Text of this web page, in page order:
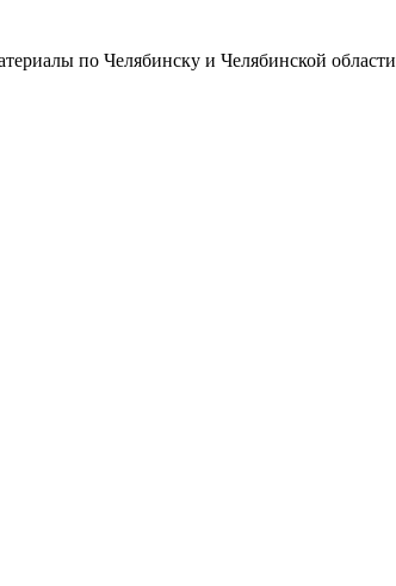
по Челябинску и Челябинской области